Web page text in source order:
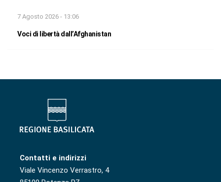
7 Agosto 2026 - 13:06
Voci di libertà dall’Afghanistan
Contatti e indirizzi
Viale Vincenzo Verrastro, 4